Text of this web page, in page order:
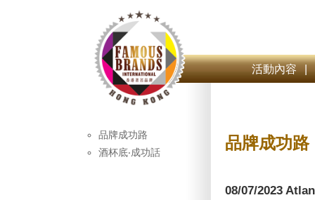
活動內容 |
品牌成功路
酒杯底‧成功話
品牌成功路
08/07/2023